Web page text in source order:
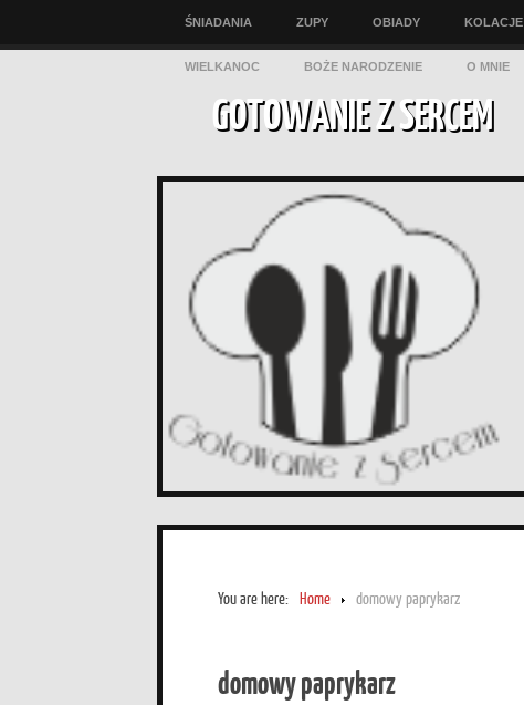
ŚNIADANIA ZUPY OBIADY KOLACJE
WIELKANOC BOŻE NARODZENIE O MNIE
GOTOWANIE Z SERCEM
You are here: Home domowy paprykarz
domowy paprykarz